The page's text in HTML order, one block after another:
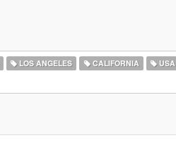
LOS ANGELES CALIFORNIA USA